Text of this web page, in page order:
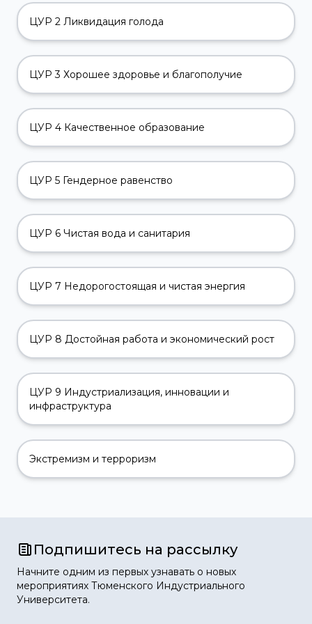
ЦУР 2 Ликвидация голода
ЦУР 3 Хорошее здоровье и благополучие
ЦУР 4 Качественное образование
ЦУР 5 Гендерное равенство
ЦУР 6 Чистая вода и санитария
ЦУР 7 Недорогостоящая и чистая энергия
ЦУР 8 Достойная работа и экономический рост
ЦУР 9 Индустриализация, инновации и
инфраструктура
Экстремизм и терроризм
Подпишитесь на рассылку
Начните одним из первых узнавать о новых
мероприятиях Тюменского Индустриального
Университета.